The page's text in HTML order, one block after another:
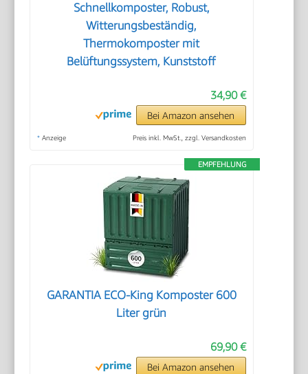
Schnellkomposter, Robust,
Witterungsbeständig,
Thermokomposter mit
Belüftungssystem, Kunststoff
34,90 €
Bei Amazon ansehen
* Anzeige Preis inkl. MwSt., zzgl. Versandkosten
EMPFEHLUNG
GARANTIA ECO-King Komposter 600
Liter grün
69,90 €
Bei Amazon ansehen